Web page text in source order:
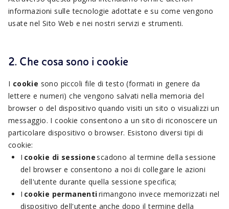
informazioni sulle tecnologie adottate e su come vengono
usate nel Sito Web e nei nostri servizi e strumenti.
2. Che cosa sono i cookie
I cookie sono piccoli file di testo (formati in genere da
lettere e numeri) che vengono salvati nella memoria del
browser o del dispositivo quando visiti un sito o visualizzi un
messaggio. I cookie consentono a un sito di riconoscere un
particolare dispositivo o browser. Esistono diversi tipi di
cookie:
I cookie di sessione scadono al termine della sessione
del browser e consentono a noi di collegare le azioni
dell'utente durante quella sessione specifica;
I cookie permanentirimangono invece memorizzati nel
dispositivo dell'utente anche dopo il termine della